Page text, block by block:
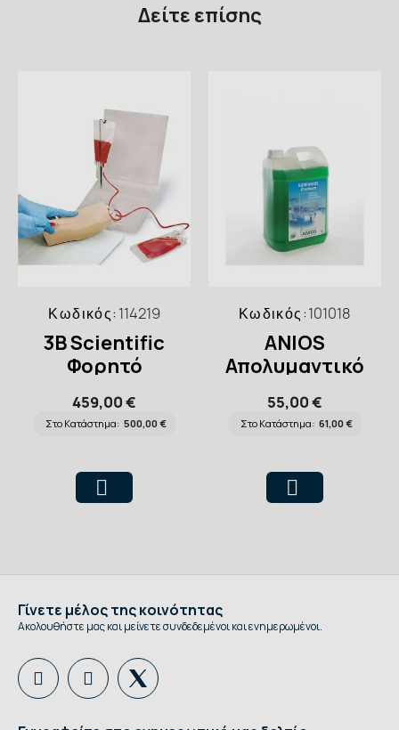
Δείτε επίσης
Κωδικός: 114219
3B Scientific
Φορητό
Arm Trainer
459,00 €
Στο Κατάστημα: 500,00 €
Κωδικός:101018
ANIOS
Απολυμαντικό
Συμπυκνωμένο
Surfanios
55,00 €
Στο Κατάστημα: 61,00 €
Γίνετε μέλος της κοινότητας
Ακολουθήστε μας και μείνετε συνδεδεμένοι και ενημερωμένοι.